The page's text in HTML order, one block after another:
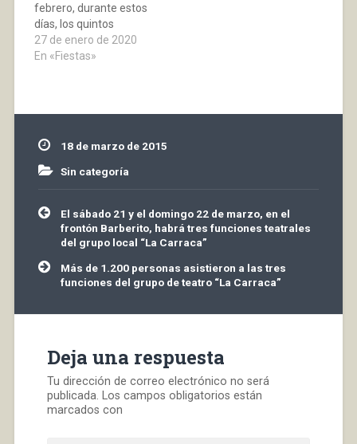
febrero, durante estos
días, los quintos
rondarán por las calles
del pueblo, entonando
las quintas de
anteriores…
27 de enero de 2020
En «Fiestas»
18 de marzo de 2015
Sin categoría
Navegación
de
entradas
El sábado 21 y el domingo 22 de marzo, en el
frontón Barberito, habrá tres funciones teatrales
del grupo local “La Carraca”
Más de 1.200 personas asistieron a las tres
funciones del grupo de teatro “La Carraca”
Deja una respuesta
Tu dirección de correo electrónico no será
publicada. Los campos obligatorios están
marcados con